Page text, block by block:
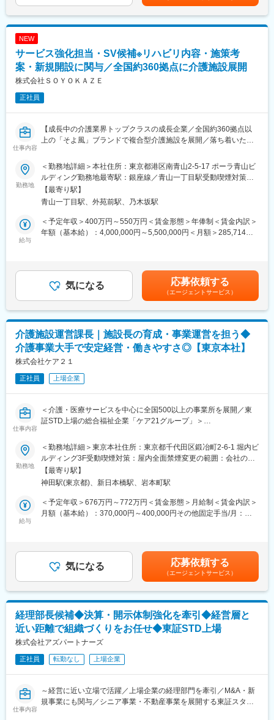
・施設長及び看護・介護・リハビリなど機能リーダーをはじめと
したリーダー・次世代リーダー層の育成・支援を通じて現場の自
主性とチーム力を高める
●ご利用者様・ご家族への対応、満足度向上施策の立案・実行
・ご家族との相談対応やクレーム処理にとどまらず、入居者・ご
つなげる
・積極的なレクリエーションやアクティビティなどを通じて満足
度を高める
? ご家族や地域医療機関、行政との信頼関係を構築する
? 利用者・ご家族・地域から「安心して任せられる存在」と評価
? 法令・規制遵守を徹底しつつ、安心・安全なケア環境を提供す
? 標準化やばらつきの防止、ベストプラクティスの展開などを通
スタッフが安心して働ける環境を支える
? 地域の皆様に信頼され、そしてご利用者様、ご家族の方々が
「らしく」お過ごしいただける空間をつくる上で気持ちのよい、
そして適切な接遇体制を整える
変更の範囲：会社の定める業務
NEW
サービス強化担当・SV候補※リハビリ内容・施策考
案・新規開設に関与／全国約360拠点に介護施設展開
株式会社ＳＯＹＯＫＡＺＥ
正社員
仕事内容
【成長中の介護業界トップクラスの成長企業／全国約360拠点以
上の「そよ風」ブランドで複合型介護施設を展開／落ち着いた働
当社が展開する介護保険と保険外の同時一体型デイサービス、
wellbista cure studioのサービス強化担当又は、スーパーバイザー
候補として募集しております。
都内の事業所に訪問して頂き、スタッフへの助言や多職種との
連携、リハビリサービスの立案など今後の高齢化社会を支える仕
規出店後運営なども事業計画を踏まえ従事して頂きます。リハビ
リ専門職として時には現場で勤務しつつ職員へのOJTを図ること
や保険外のリハビリサービスに携わって頂くこともあります。こ
※最初はwellbista cure studioでの機能訓練指導員または、施設管
理者としてリハビリサービス提供と施設の業績向上に努めて頂き
ます。業績や人事を踏まえ、マネージャー、スーパーバイザーを
になって頂くキャリアラダーとなっています。
■組織構成：
・wellbista事業部
・同業務を行う既存メンバー：7名（男性30代、40代、女性30
代）
■当社の魅力・特徴：
・介護施設「そよ風」を全国に展開しており、ショートステイの
床数は業界第トップクラスです。介護業界は、社会の高齢化によ
り今後大きく成長することが予想されており、当社も今後のさら
・シニアビジネスに関する新規事業にも力を入れ、介護からの収
益以外の新しい基盤作りをしています。
有料老人ホーム、サービス付き高齢者向け住宅、居宅介護支援、
訪問介護等の運営など、高齢者複合介護施設を「そよ風」のブラ
ンドで全国展開
(2)その他事業：デリバリー事業、ホテル事業、フィットネス事
業、ライフプランニング事業、コミュニティ事業、未来創造事
業、コンサルティング事業、人材紹介事業等
変更の範囲：会社の定める業務
勤務地
＜勤務地詳細＞本社住所：東京都港区南青山2-5-17 ポーラ青山ビ
ルディング勤務地最寄駅：銀座線／青山一丁目駅受動喫煙対策：
屋内全面禁煙変更の範囲：会社の定める事業所（リモートワーク
含む）
【最寄り駅】
青山一丁目駅、外苑前駅、乃木坂駅
給与
＜予定年収＞400万円～550万円＜賃金形態＞年俸制＜賃金内訳＞
年額（基本給）：4,000,000円～5,500,000円＜月額＞285,714円
可能性があります。月給(月額)は固定手当を含めた表記です。
気になる 応募依頼する
（エージェントサービス）
介護施設運営課長｜施設長の育成・事業運営を担う◆
介護事業大手で安定経営・働きやすさ◎【東京本社】
株式会社ケア２１
正社員 上場企業
仕事内容
＜介護・医療サービスを中心に全国500以上の事業所を展開／東
証STD上場の総合福祉企業「ケア21グループ」＞
括する課長職です。
施設運営だけではなく、施設長の育成や事業計画の推進など、事
業全体の成長を担う重要なポジションとしてご活躍いただきま
す。
■業務概要
首都圏エリアに展開する介護付き有料老人ホーム（プレザンメゾ
質向上・収益改善を推進していただきます。
・担当施設の運営管理および収支管理
・施設長および管理者の育成、マネジメント
・利用者様、ご家族様対応
・採用面接および施設見学対応
・医療機関や地域関係機関との連携
・行政対応
・各施設の課題抽出および改善提案
・各種会議への参加および事業計画推進
※約15拠点を統括予定
■担当施設について
介護付き有料老人ホーム「プレザンメゾン」を中心に担当いただ
勤務地
＜勤務地詳細＞東京本社住所：東京都千代田区鍛冶町2-6-1 堀内ビ
ルディング3F受動喫煙対策：屋内全面禁煙変更の範囲：会社の定
める事業所
【最寄り駅】
神田駅(東京都)、新日本橋駅、岩本町駅
給与
＜予定年収＞676万円～772万円＜賃金形態＞月給制＜賃金内訳＞
月額（基本給）：370,000円～400,000円その他固定手当/月：
190,000円■管理監督者のため残業代の支給はなし賃金はあくまで
も目安の金額であり、選考を通じて上下する可能性があります。
月給(月額)は固定手当を含めた表記です。
気になる 応募依頼する
（エージェントサービス）
経理部長候補◆決算・開示体制強化を牽引◆経営層と
近い距離で組織づくりをお任せ◆東証STD上場
株式会社アズパートナーズ
正社員 転勤なし 上場企業
仕事内容
～経営に近い立場で活躍／上場企業の経理部門を牽引／M&A・新
規事業にも関与／シニア事業・不動産事業を展開する東証スタン